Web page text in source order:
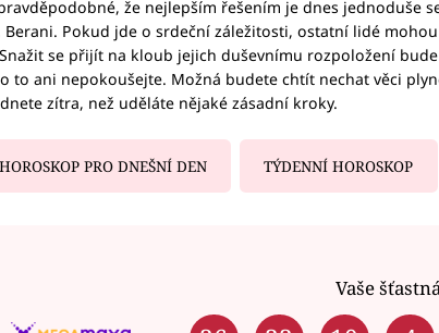
že nejlepším řešením je dnes jednoduše
Berani. Pokud jde o srdeční záležitosti, ostatní lidé
se přijít na kloub jejich duševnímu rozpoložení
to ani nepokoušejte. Možná budete chtít nechat věci
zítra, než uděláte nějaké zásadní kroky.
PRO DNEŠNÍ DEN TÝDENNÍ HOROSKOP
Vaše